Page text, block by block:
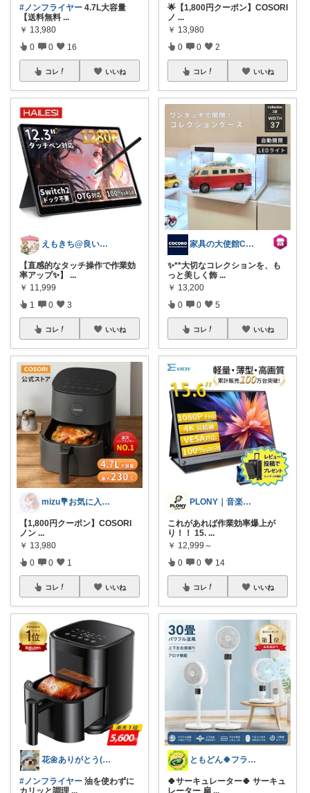
#ノンフライヤー 4.7L大容量
【送料無料 ...
￥ 13,980
0 0 16
コレ いいね
えもきち@良いものセレクト
​【直感的なタッチ操作で作業効
率アップ✨】
...
￥ 11,999
1 0 3
コレ いいね
mizu💐お気に入りとお得情報紹介♡
【1,800円クーポン】COSORI
ノン ...
￥ 13,980
0 0 1
コレ いいね
花🌼ありがとう(*･ω･)*_ _)ﾍ
#ノンフライヤー 油を使わずに
カリッと調理 ...
🌟【1,800円クーポン】COSORI
ノ ...
￥ 13,980
0 0 2
コレ いいね
家具の大使館COCORO通販
✨**大切なコレクションを、も
っと美しく飾 ...
￥ 13,200
0 0 5
コレ いいね
PLONY｜音楽・DTM・ガジェット
これがあれば作業効率爆上が
り！！ 15. ...
￥ 12,999～
0 0 14
コレ いいね
ともどん🍀フライパン料理ある暮らし🍳
🍀サーキュレーター🍀 サーキュ
レーター 扇 ...